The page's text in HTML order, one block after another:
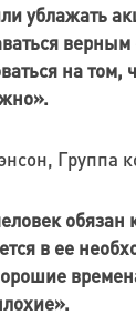
ублажать
верным
на том,
Группа
обязан
в ее